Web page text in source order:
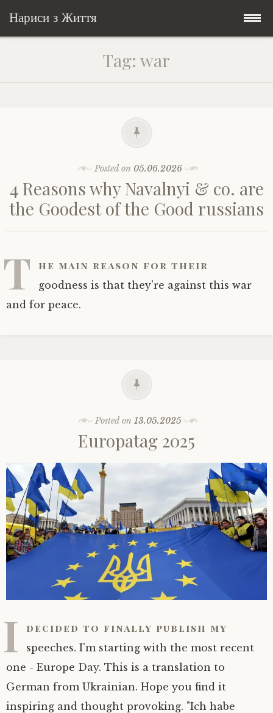
Нариси з Життя
content
Соло автостоп
Освіта і виховання
Соціальне
Поезія
Всякого по трохи
poetry
My Speeches/Мої промови
Tag: war
Posted on 05.06.2026
4 Reasons why Navalnyi & co. are
the Goodest of the Good russians
T he main reason for their
goodness is that they're against this war
and for peace.
Posted on13.05.2025
Europatag 2025
I decided to finally publish my
speeches. I'm starting with the most recent
one - Europe Day. This is a translation to
German from Ukrainian. Hope you find it
inspiring and thought provoking. "Ich habe